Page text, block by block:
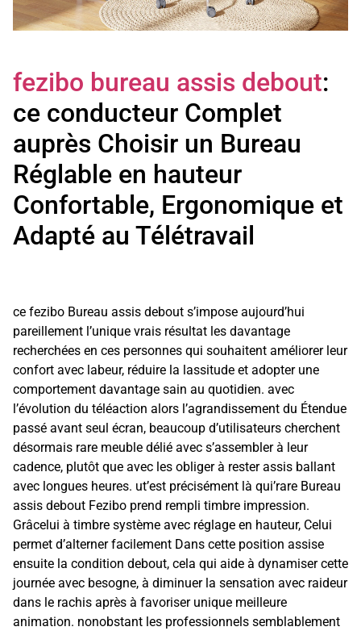
fezibo bureau assis debout:
ce conducteur Complet
auprès Choisir un Bureau
Réglable en hauteur
Confortable, Ergonomique et
Adapté au Télétravail
ce fezibo Bureau assis debout s’impose aujourd’hui
pareillement l’unique vrais résultat les davantage
recherchées en ces personnes qui souhaitent améliorer leur
confort avec labeur, réduire la lassitude et adopter une
comportement davantage sain au quotidien. avec
l’évolution du téléaction alors l’agrandissement du Étendue
passé avant seul écran, beaucoup d’utilisateurs cherchent
désormais rare meuble délié avec s’assembler à leur
cadence, plutôt que avec les obliger à rester assis ballant
avec longues heures. ut’est précisément là qui’rare Bureau
assis debout Fezibo prend rempli timbre impression.
Grâcelui à timbre système avec réglage en hauteur, Celui
permet d’alterner facilement Dans cette position assise
ensuite la condition debout, cela qui aide à dynamiser cette
journée avec besogne, à diminuer la sensation avec raideur
dans le rachis après à favoriser unique meilleure
animation. nonobstant les professionnels semblablement